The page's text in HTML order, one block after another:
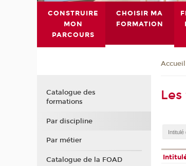
CONSTRUIRE
MON
PARCOURS
CHOISIR MA
FORMATION
Accueil
Catalogue des
formations
Par discipline
Par métier
Catalogue de la FOAD